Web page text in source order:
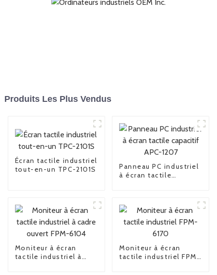
Produits Les Plus Vendus
Écran tactile industriel
tout-en-un TPC-2101S
Panneau PC industriel
à écran tactile
Moniteur à écran
tactile industriel à
Moniteur à écran
tactile industriel FPM-